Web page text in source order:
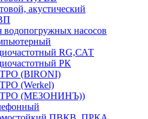
акустический
водопогружных насосов
RG,САТ
РК
(BIRONI)
(Werkel)
(МЕЗОНИНЪ))